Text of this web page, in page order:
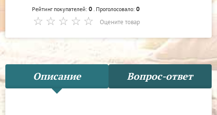
Рейтинг покупателей:0 . Проголосовало:0
Оцените товар
Описание Вопрос-ответ